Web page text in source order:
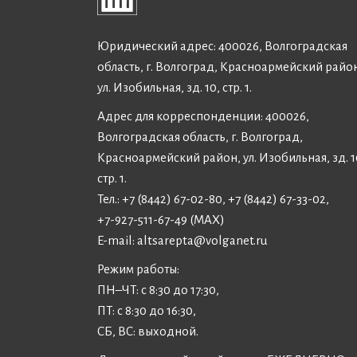
Юридический адрес: 400026, Волгоградская
область, г. Волгоград, Красноармейский
ул. Изобильная, зд. 10, стр. 1.
Адрес для корреспонденции: 400026,
Волгоградская область, г. Волгоград,
Красноармейский район, ул. Изобильная, зд.
стр. 1.
Тел.: +7 (8442) 67-02-80, +7 (8442) 67-33-02,
+7-927-511-67-49 (MAX)
E-mail: altsarepta@volganet.ru
Режим работы:
ПН–ЧТ: с 8:30 до 17:30,
ПТ: с 8:30 до 16:30,
СБ, ВС: выходной.